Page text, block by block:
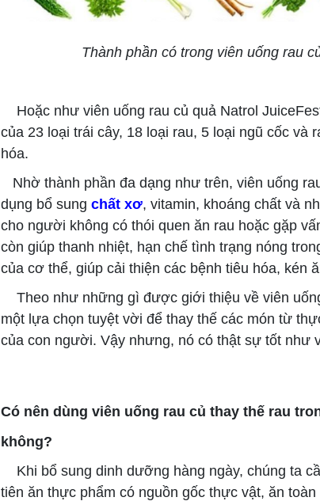
Thành phần có trong viên uống rau
Hoặc như viên uống rau củ quả Natrol
của 23 loại trái cây, 18 loại rau, 5 loại ngũ cốc và
hóa. ​
Nhờ thành phần đa dạng như trên, viên uống
dụng bổ sung chất xơ, vitamin, khoáng chất và
cho người không có thói quen ăn rau hoặc gặp
còn giúp thanh nhiệt, hạn chế tình trạng nóng
của cơ thể, giúp cải thiện các bệnh tiêu hóa, kén
Theo như những gì được giới thiệu về viên
một lựa chọn tuyệt vời để thay thế các món từ
của con người. Vậy nhưng, nó có thật sự tốt như
Có nên dùng viên uống rau củ thay thế rau
không?
Khi bổ sung dinh dưỡng hàng ngày, chúng ta
tiên ăn thực phẩm có nguồn gốc thực vật, ăn